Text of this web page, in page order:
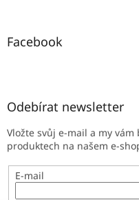
Facebook
Odebírat newsletter
Vložte svůj e-mail a my
produktech na našem e-
E-mail